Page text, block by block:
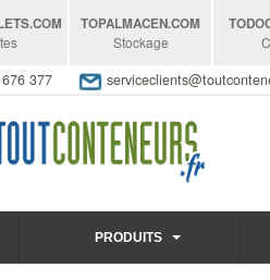
.COM
TOPALMACEN.COM
Stockage
377
PRODUITS